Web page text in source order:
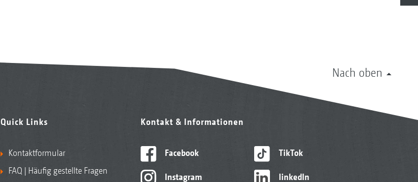
Nach oben
Quick Links
Kontaktformular
FAQ | Häufig gestellte Fragen
Kontakt & Informationen
Facebook
Instagram
TikTok
linkedIn